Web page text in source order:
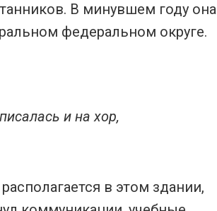
В минувшем году она
федеральном округе.
и на хор,
в этом здании,